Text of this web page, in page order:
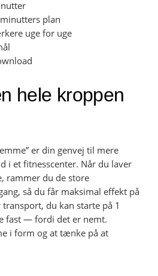
plan
uge for uge
hele kroppen
er din genvej til mere
i et fitnesscenter. Når du laver
rammer du de store
så du får maksimal effekt på
du kan starte på 1
fast — fordi det er nemt.
i form og at tænke på at